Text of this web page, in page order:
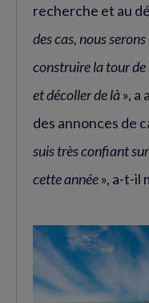
recherche et au
des cas, nous
construire la tour
et décoller de là»,
des annonces de
suis très confiant
cette année», a-t-il